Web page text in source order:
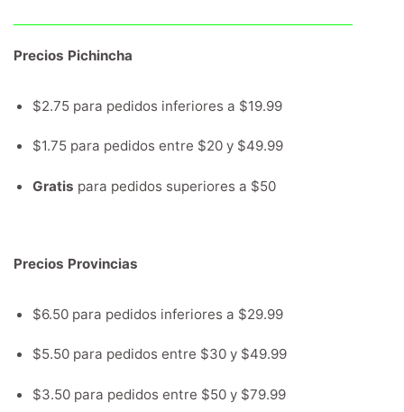
Precios Pichincha
$2.75 para pedidos inferiores a $19.99
$1.75 para pedidos entre $20 y $49.99
Gratis para pedidos superiores a $50
Precios Provincias
$6.50 para pedidos inferiores a $29.99
$5.50 para pedidos entre $30 y $49.99
$3.50 para pedidos entre $50 y $79.99